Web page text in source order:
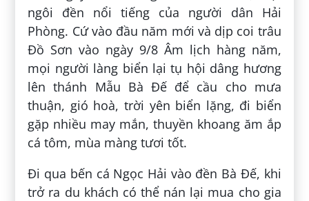
ngôi đền nổi tiếng của người dân Hải
Phòng. Cứ vào đầu năm mới và dịp coi trâu
Đồ Sơn vào ngày 9/8 Âm lịch hàng năm,
mọi người làng biển lại tụ hội dâng hương
lên thánh Mẫu Bà Đế để cầu cho mưa
thuận, gió hoà, trời yên biển lặng, đi biển
gặp nhiều may mắn, thuyền khoang ăm ắp
cá tôm, mùa màng tươi tốt.
Đi qua bến cá Ngọc Hải vào đền Bà Đế, khi
trở ra du khách có thể nán lại mua cho gia